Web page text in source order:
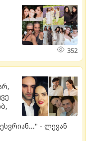
352
- ლევან